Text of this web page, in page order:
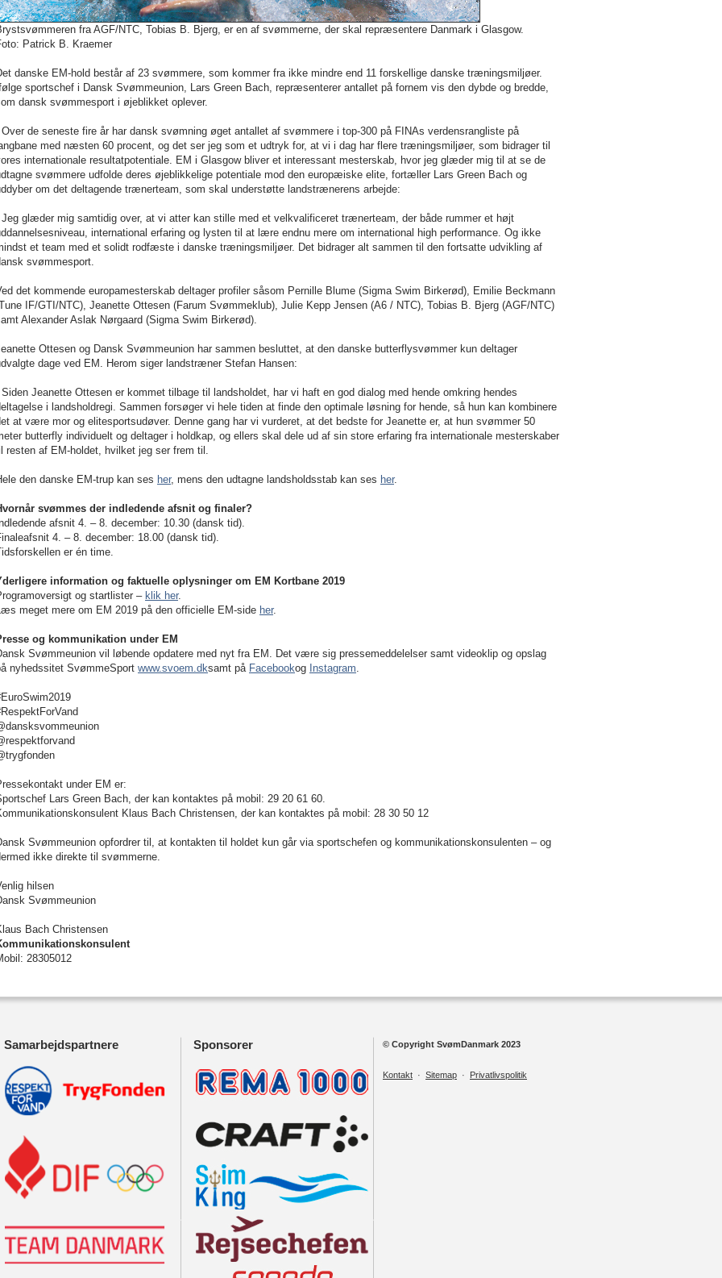
fra AGF/NTC, Tobias B. Bjerg, er en af svømmerne, der skal repræsentere Danmark i Glasgow.
Patrick B. Kraemer
danske EM-hold består af 23 svømmere, som kommer fra ikke mindre end 11 forskellige danske træningsmiljøer.
sportschef i Dansk Svømmeunion, Lars Green Bach, repræsenterer antallet på fornem vis den dybde og bredde,
dansk svømmesport i øjeblikket oplever.
de seneste fire år har dansk svømning øget antallet af svømmere i top-300 på FINAs verdensrangliste på
med næsten 60 procent, og det ser jeg som et udtryk for, at vi i dag har flere træningsmiljøer, som bidrager til
internationale resultatpotentiale. EM i Glasgow bliver et interessant mesterskab, hvor jeg glæder mig til at se de
svømmere udfolde deres øjeblikkelige potentiale mod den europæiske elite, fortæller Lars Green Bach og
om det deltagende trænerteam, som skal understøtte landstrænerens arbejde:
glæder mig samtidig over, at vi atter kan stille med et velkvalificeret trænerteam, der både rummer et højt
international erfaring og lysten til at lære endnu mere om international high performance. Og ikke
et team med et solidt rodfæste i danske træningsmiljøer. Det bidrager alt sammen til den fortsatte udvikling af
svømmesport.
det kommende europamesterskab deltager profiler såsom Pernille Blume (Sigma Swim Birkerød), Emilie Beckmann
IF/GTI/NTC), Jeanette Ottesen (Farum Svømmeklub), Julie Kepp Jensen (A6 / NTC), Tobias B. Bjerg (AGF/NTC)
Alexander Aslak Nørgaard (Sigma Swim Birkerød).
Ottesen og Dansk Svømmeunion har sammen besluttet, at den danske butterflysvømmer kun deltager
dage ved EM. Herom siger landstræner Stefan Hansen:
Jeanette Ottesen er kommet tilbage til landsholdet, har vi haft en god dialog med hende omkring hendes
i landsholdregi. Sammen forsøger vi hele tiden at finde den optimale løsning for hende, så hun kan kombinere
at være mor og elitesportsudøver. Denne gang har vi vurderet, at det bedste for Jeanette er, at hun svømmer 50
butterfly individuelt og deltager i holdkap, og ellers skal dele ud af sin store erfaring fra internationale mesterskaber
resten af EM-holdet, hvilket jeg ser frem til.
den danske EM-trup kan ses her, mens den udtagne landsholdsstab kan ses her.
svømmes der indledende afsnit og finaler?
afsnit 4. – 8. december: 10.30 (dansk tid).
4. – 8. december: 18.00 (dansk tid).
er én time.
information og faktuelle oplysninger om EM Kortbane 2019
og startlister – klik her.
meget mere om EM 2019 på den officielle EM-side her.
og kommunikation under EM
Svømmeunion vil løbende opdatere med nyt fra EM. Det være sig pressemeddelelser samt videoklip og opslag
nyhedssitet SvømmeSport www.svoem.dksamt på Facebookog Instagram.
under EM er:
Lars Green Bach, der kan kontaktes på mobil: 29 20 61 60.
Klaus Bach Christensen, der kan kontaktes på mobil: 28 30 50 12
Svømmeunion opfordrer til, at kontakten til holdet kun går via sportschefen og kommunikationskonsulenten – og
ikke direkte til svømmerne.
hilsen
Svømmeunion
Bach Christensen
28305012
Samarbejdspartnere Sponsorer © Copyright SvømDanmark 2023
Kontakt · Sitemap · Privatlivspolitik